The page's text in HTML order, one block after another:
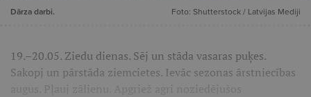
Dārza darbi. Foto: Shutterstock / Latvijas Mediji
19.–20.05. Ziedu dienas. Sēj un stāda vasaras puķes.
Sakopj un pārstāda ziemcietes. Ievāc sezonas ārstniecības
augus. Pļauj zālienu. Apgriež agri noziedējušos